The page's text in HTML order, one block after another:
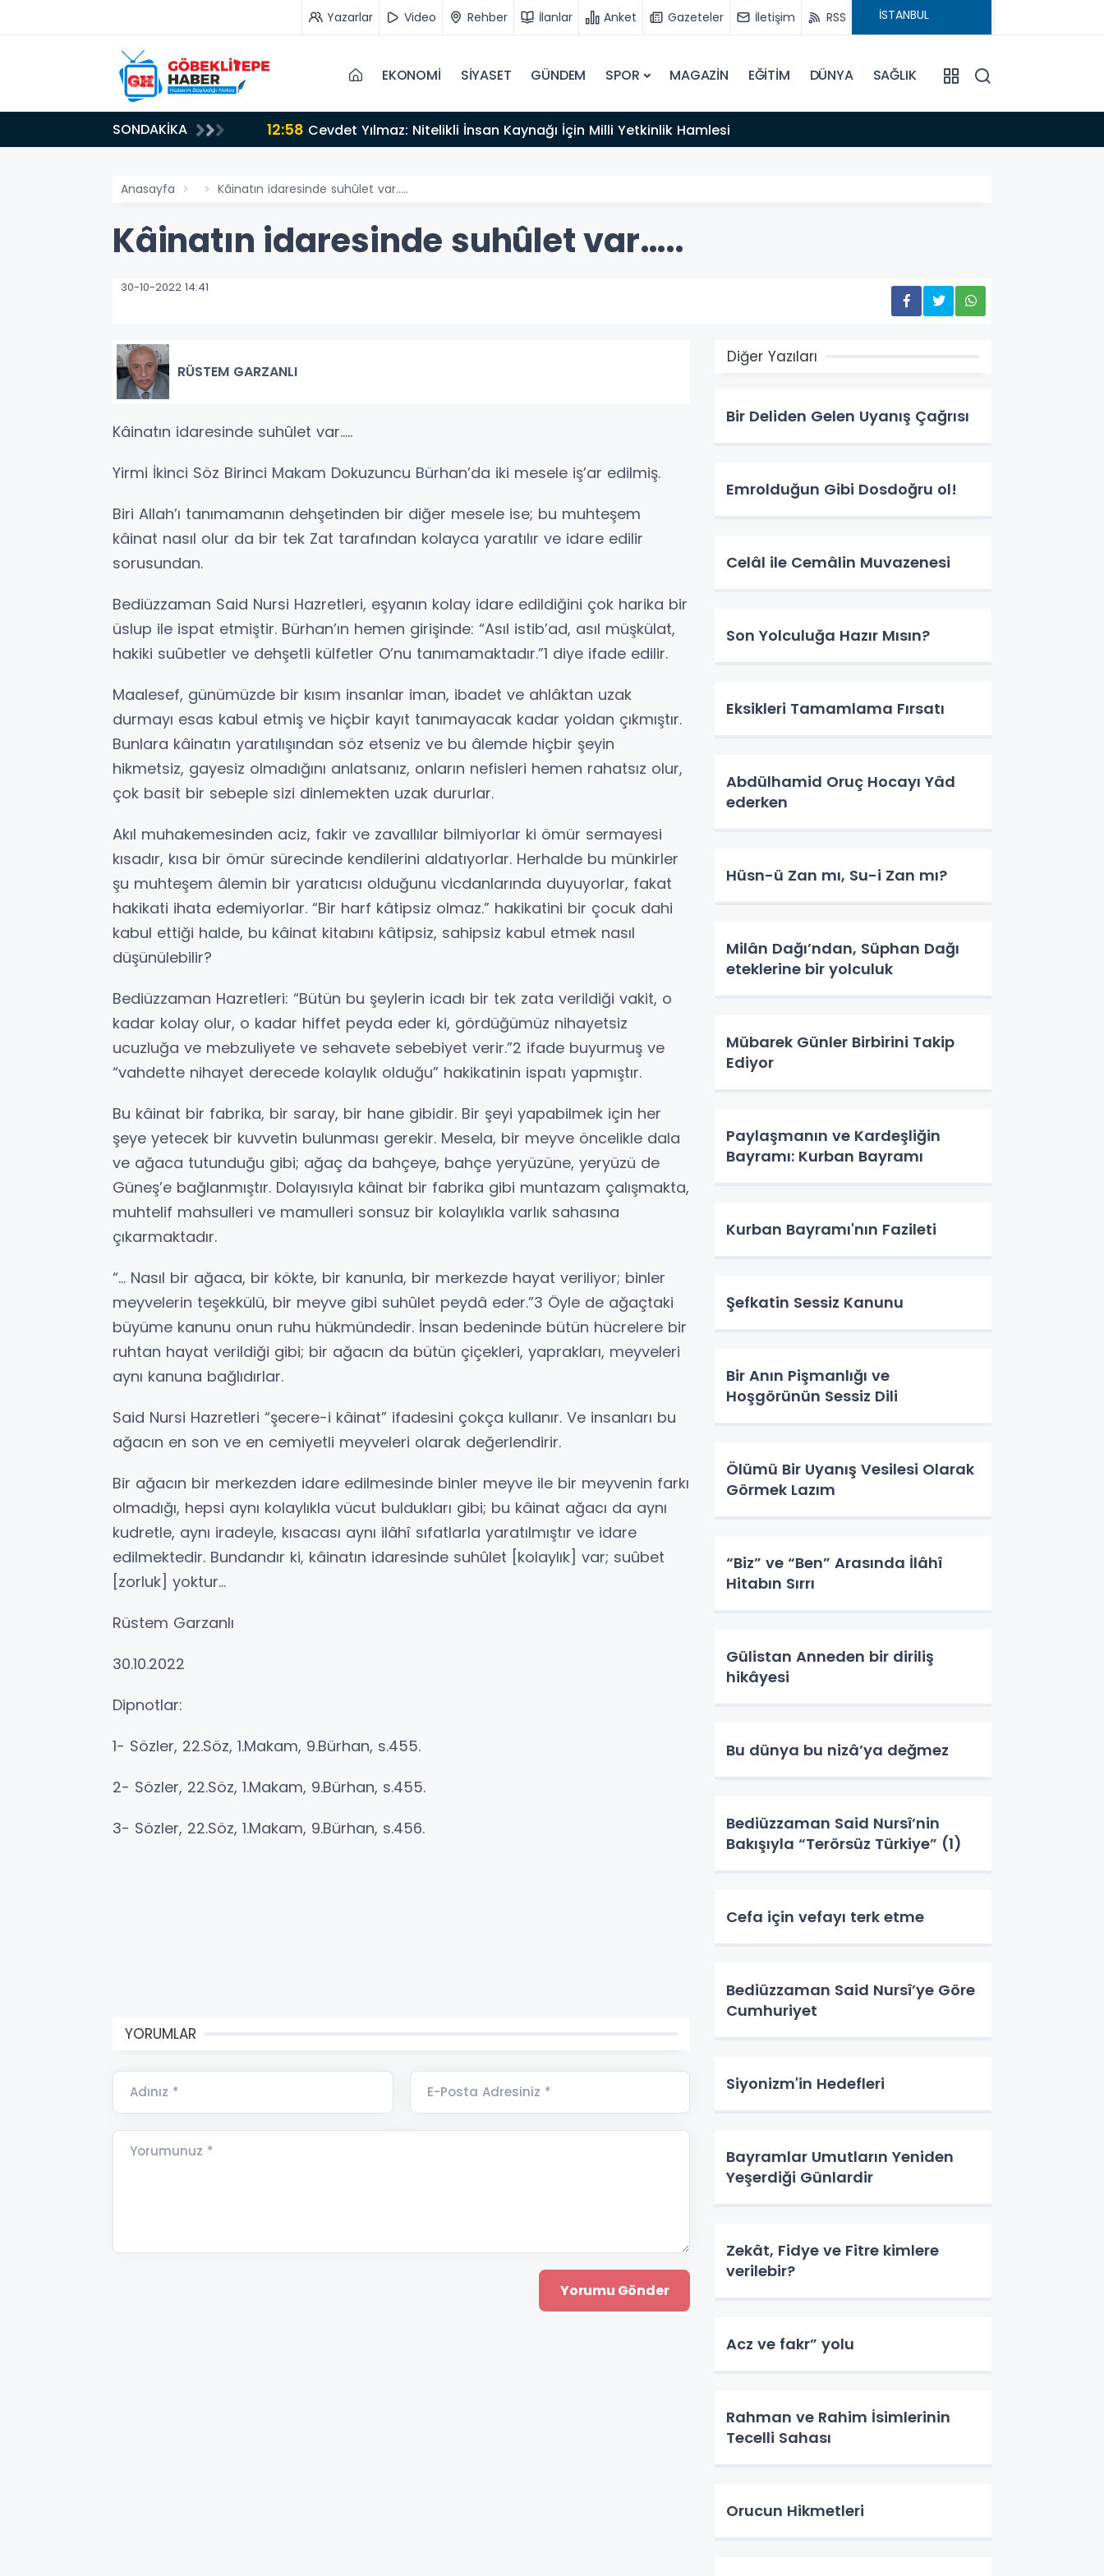
Yazarlar Video Rehber İlanlar Anket Gazeteler İletişim RSS
EKONOMİ SİYASET GÜNDEM SPOR MAGAZİN EĞİTİM DÜNYA SAĞLIK
SONDAKİKA 12:58 Cevdet Yılmaz: Nitelikli İnsan Kaynağı İçin Milli Yetkinlik Hamlesi
Anasayfa Kâinatın idaresinde suhûlet var…..
Kâinatın idaresinde suhûlet var…..
30-10-2022 14:41
RÜSTEM GARZANLI
Kâinatın idaresinde suhûlet var…..
Yirmi İkinci Söz Birinci Makam Dokuzuncu Bürhan’da iki mesele iş’ar edilmiş.
Biri Allah’ı tanımamanın dehşetinden bir diğer mesele ise; bu muhteşem
kâinat nasıl olur da bir tek Zat tarafından kolayca yaratılır ve idare edilir
sorusundan.
Bediüzzaman Said Nursi Hazretleri, eşyanın kolay idare edildiğini çok harika bir
üslup ile ispat etmiştir. Bürhan’ın hemen girişinde: “Asıl istib’ad, asıl müşkülat,
hakiki suûbetler ve dehşetli külfetler O’nu tanımamaktadır.”1 diye ifade edilir.
Maalesef, günümüzde bir kısım insanlar iman, ibadet ve ahlâktan uzak
durmayı esas kabul etmiş ve hiçbir kayıt tanımayacak kadar yoldan çıkmıştır.
Bunlara kâinatın yaratılışından söz etseniz ve bu âlemde hiçbir şeyin
hikmetsiz, gayesiz olmadığını anlatsanız, onların nefisleri hemen rahatsız olur,
çok basit bir sebeple sizi dinlemekten uzak dururlar.
Akıl muhakemesinden aciz, fakir ve zavallılar bilmiyorlar ki ömür sermayesi
kısadır, kısa bir ömür sürecinde kendilerini aldatıyorlar. Herhalde bu münkirler
şu muhteşem âlemin bir yaratıcısı olduğunu vicdanlarında duyuyorlar, fakat
hakikati ihata edemiyorlar. “Bir harf kâtipsiz olmaz.” hakikatini bir çocuk dahi
kabul ettiği halde, bu kâinat kitabını kâtipsiz, sahipsiz kabul etmek nasıl
düşünülebilir?
Bediüzzaman Hazretleri: “Bütün bu şeylerin icadı bir tek zata verildiği vakit, o
kadar kolay olur, o kadar hiffet peyda eder ki, gördüğümüz nihayetsiz
ucuzluğa ve mebzuliyete ve sehavete sebebiyet verir.”2 ifade buyurmuş ve
“vahdette nihayet derecede kolaylık olduğu” hakikatinin ispatı yapmıştır.
Bu kâinat bir fabrika, bir saray, bir hane gibidir. Bir şeyi yapabilmek için her
şeye yetecek bir kuvvetin bulunması gerekir. Mesela, bir meyve öncelikle dala
ve ağaca tutunduğu gibi; ağaç da bahçeye, bahçe yeryüzüne, yeryüzü de
Güneş’e bağlanmıştır. Dolayısıyla kâinat bir fabrika gibi muntazam çalışmakta,
muhtelif mahsulleri ve mamulleri sonsuz bir kolaylıkla varlık sahasına
çıkarmaktadır.
“... Nasıl bir ağaca, bir kökte, bir kanunla, bir merkezde hayat veriliyor; binler
meyvelerin teşekkülü, bir meyve gibi suhûlet peydâ eder.”3 Öyle de ağaçtaki
büyüme kanunu onun ruhu hükmündedir. İnsan bedeninde bütün hücrelere bir
ruhtan hayat verildiği gibi; bir ağacın da bütün çiçekleri, yaprakları, meyveleri
aynı kanuna bağlıdırlar.
Said Nursi Hazretleri “şecere-i kâinat” ifadesini çokça kullanır. Ve insanları bu
ağacın en son ve en cemiyetli meyveleri olarak değerlendirir.
Bir ağacın bir merkezden idare edilmesinde binler meyve ile bir meyvenin farkı
olmadığı, hepsi aynı kolaylıkla vücut buldukları gibi; bu kâinat ağacı da aynı
kudretle, aynı iradeyle, kısacası aynı ilâhî sıfatlarla yaratılmıştır ve idare
edilmektedir. Bundandır ki, kâinatın idaresinde suhûlet [kolaylık] var; suûbet
[zorluk] yoktur…
Rüstem Garzanlı
30.10.2022
Dipnotlar:
1- Sözler, 22.Söz, 1.Makam, 9.Bürhan, s.455.
2- Sözler, 22.Söz, 1.Makam, 9.Bürhan, s.455.
3- Sözler, 22.Söz, 1.Makam, 9.Bürhan, s.456.
YORUMLAR
Adınız * E-Posta Adresiniz *
Yorumunuz *
Diğer Yazıları
Bir Deliden Gelen Uyanış Çağrısı
Emrolduğun Gibi Dosdoğru ol!
Celâl ile Cemâlin Muvazenesi
Son Yolculuğa Hazır Mısın?
Eksikleri Tamamlama Fırsatı
Abdülhamid Oruç Hocayı Yâd
ederken
Hüsn-ü Zan mı, Su-i Zan mı?
Milân Dağı’ndan, Süphan Dağı
eteklerine bir yolculuk
Mübarek Günler Birbirini Takip
Ediyor
Paylaşmanın ve Kardeşliğin
Bayramı: Kurban Bayramı
Kurban Bayramı'nın Fazileti
Şefkatin Sessiz Kanunu
Bir Anın Pişmanlığı ve
Hoşgörünün Sessiz Dili
Ölümü Bir Uyanış Vesilesi Olarak
Görmek Lazım
“Biz” ve “Ben” Arasında İlâhî
Hitabın Sırrı
Gülistan Anneden bir diriliş
hikâyesi
Bu dünya bu nizâ’ya değmez
Bediüzzaman Said Nursî’nin
Bakışıyla “Terörsüz Türkiye” (1)
Cefa için vefayı terk etme
Bediüzzaman Said Nursî’ye Göre
Cumhuriyet
Siyonizm'in Hedefleri
Bayramlar Umutların Yeniden
Yeşerdiği Günlardir
Zekât, Fidye ve Fitre kimlere
verilebir?
Acz ve fakr” yolu
Rahman ve Rahim İsimlerinin
Tecelli Sahası
Orucun Hikmetleri